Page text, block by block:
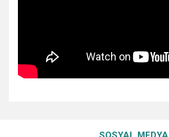
kullanarak tarafımıza iletebilirsiniz.